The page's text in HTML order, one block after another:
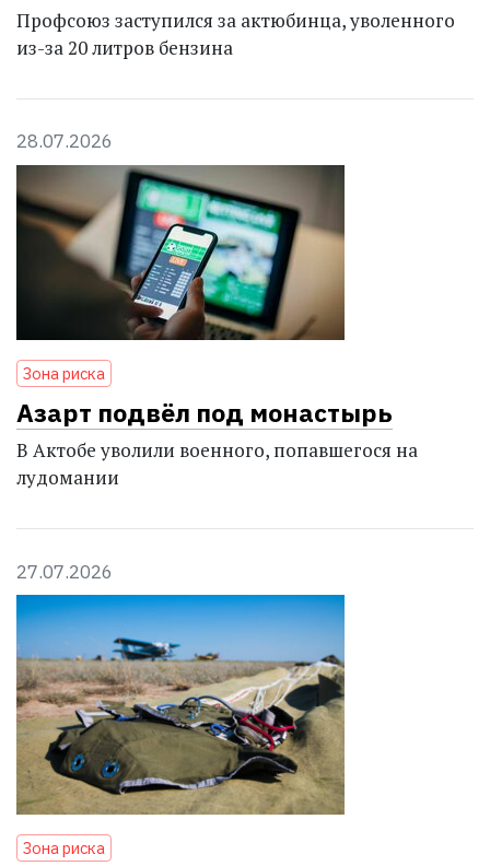
Профсоюз заступился за актюбинца, уволенного
из-за 20 литров бензина
28.07.2026
Зона риска
Азарт подвёл под монастырь
В Актобе уволили военного, попавшегося на
лудомании
27.07.2026
Зона риска